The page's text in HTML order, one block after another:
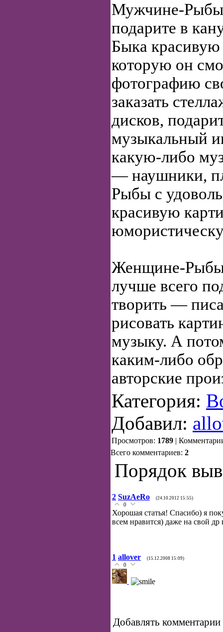
Мужчине-Рыбы
подарите в
Быка
которую он
фотографию
заказать
дисков,
музыкальный
какую-либо
— наушники,
Рыбы с
красивую
Женщине-Рыбы
лучше всего
творить —
рисовать
музыку. А
каким-либо
авторские
Категория:
Добавил:
Просмотров: 1789 |
Всего комментариев: 2
Порядок
2 SuzAeRo (24.10.2012 15:55)
0
Хорошая статья! Спасибо) я
всем нравится) даже на свой
1 allover (15.12.2008 15:09)
0
Добавлять комментарии